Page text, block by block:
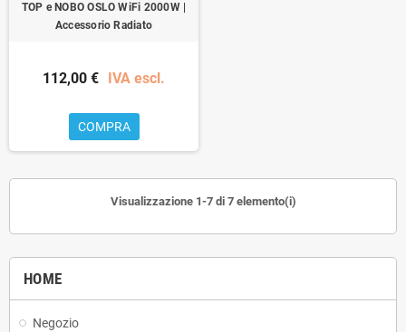
HOME
Negozio
TOP e NOBO OSLO WiFi 2000W |
Accessorio Radiato
112,00 € IVA escl.
COMPRA
Visualizzazione 1-7 di 7 elemento(i)